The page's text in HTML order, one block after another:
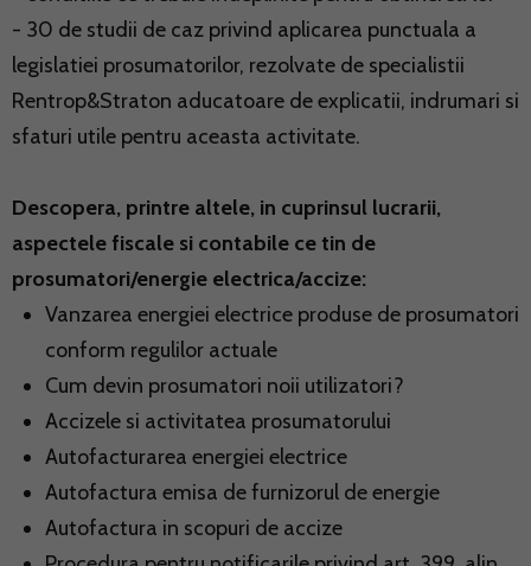
- 30 de studii de caz privind aplicarea punctuala a
legislatiei prosumatorilor, rezolvate de specialistii
Rentrop&Straton aducatoare de explicatii, indrumari si
sfaturi utile pentru aceasta activitate.
Descopera, printre altele, in cuprinsul lucrarii,
aspectele fiscale si contabile ce tin de
prosumatori/energie electrica/accize:
Vanzarea energiei electrice produse de prosumatori
conform regulilor actuale
Cum devin prosumatori noii utilizatori?
Accizele si activitatea prosumatorului
Autofacturarea energiei electrice
Autofactura emisa de furnizorul de energie
Autofactura in scopuri de accize